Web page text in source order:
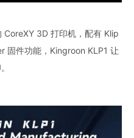
CoreXY 3D 打印机，配有 Klip
固件功能，Kingroon KLP1 让